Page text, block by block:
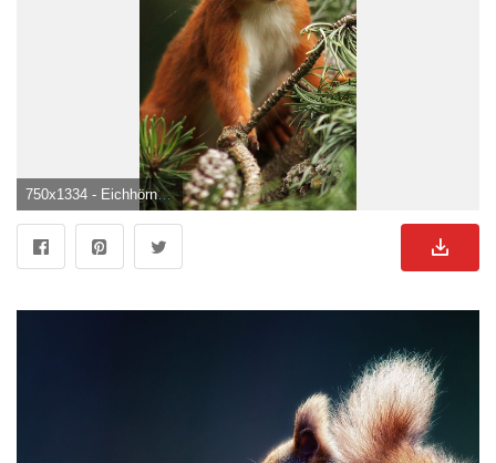
750x1334 - Eichhörnchen, Kiefernzweige 2560x1600 HD Hintergrundbilder, HD, Bild. Eichhornchen Bild.